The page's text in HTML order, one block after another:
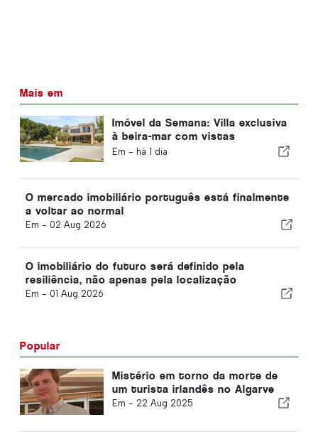
Mais em
Imóvel da Semana: Villa exclusiva
à beira-mar com vistas
panorâmicas sobre o mar e
Em - há 1 dia
O mercado imobiliário português está finalmente
a voltar ao normal
Em - 02 Aug 2026
O imobiliário do futuro será definido pela
resiliência, não apenas pela localização
Em - 01 Aug 2026
Popular
Mistério em torno da morte de
um turista irlandês no Algarve
Em - 22 Aug 2025